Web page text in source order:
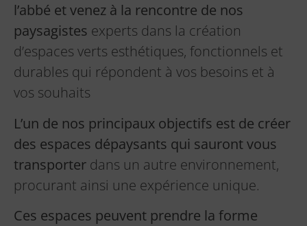
l’abbé et venez à la rencontre de nos
paysagistes experts dans la création
d’espaces verts esthétiques, fonctionnels et
durables qui répondent à vos besoins et à
vos souhaits
L’un de nos principaux objectifs est de créer
des espaces dépaysants qui sauront vous
transporter dans un autre environnement,
procurant ainsi une expérience unique.
Ces espaces peuvent prendre la forme